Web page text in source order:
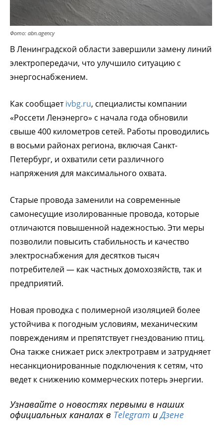
Фото: abn.agency
В Ленинградской области завершили замену линий
электропередачи, что улучшило ситуацию с
энергоснабжением.
Как сообщаетivbg.ru, специалисты компании
«Россети Ленэнерго» с начала года обновили
свыше 400 километров сетей. Работы проводились
в восьми районах региона, включая Санкт-
Петербург, и охватили сети различного
напряжения для максимального охвата.
Старые провода заменили на современные
самонесущие изолированные провода, которые
отличаются повышенной надежностью. Эти меры
позволили повысить стабильность и качество
электроснабжения для десятков тысяч
потребителей — как частных домохозяйств, так и
предприятий.
Новая проводка с полимерной изоляцией более
устойчива к погодным условиям, механическим
повреждениям и препятствует гнездованию птиц.
Она также снижает риск электротравм и затрудняет
несанкционированные подключения к сетям, что
ведет к снижению коммерческих потерь энергии.
Узнавайте о новостях первыми в наших
официальных каналах в Telegram иДзене